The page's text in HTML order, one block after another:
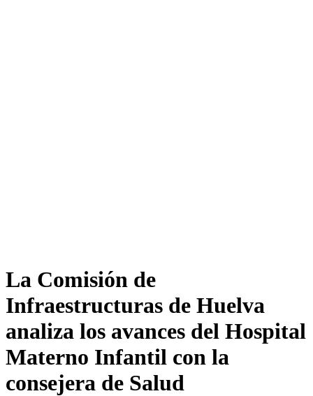
La Comisión de
Infraestructuras de Huelva
analiza los avances del Hospital
Materno Infantil con la
consejera de Salud